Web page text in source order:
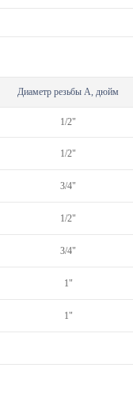
Диаметр резьбы А, дюйм
1/2"
1/2"
3/4"
1/2"
3/4"
1"
1"